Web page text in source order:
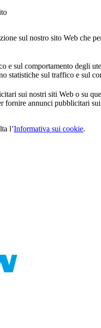
sul nostro sito Web che
e sul comportamento degli
statistiche sul traffico e sul
sui nostri siti Web o su
fornire annunci pubblicitari
l’Informativa sui cookie.